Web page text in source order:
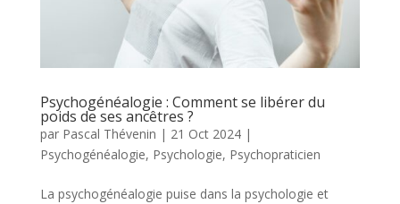
Psychogénéalogie : Comment se libérer du
poids de ses ancêtres ?
par Pascal Thévenin | 21 Oct 2024|
Psychogénéalogie, Psychologie, Psychopraticien
La psychogénéalogie puise dans la psychologie et